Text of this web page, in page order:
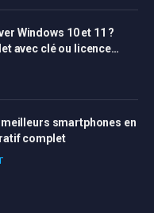
Windows 10 et 11 ?
avec clé ou licence
smartphones en
complet